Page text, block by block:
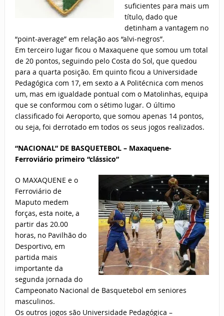
suficientes para mais um
título, dado que
detinham a vantagem no
“point-average” em relação aos “alvi-negros”.
Em terceiro lugar ficou o Maxaquene que somou um total
de 20 pontos, seguindo pelo Costa do Sol, que quedou
para a quarta posição. Em quinto ficou a Universidade
Pedagógica com 17, em sexto a A Politécnica com menos
um, mas em igualdade pontual com o Matolinhas, equipa
que se conformou com o sétimo lugar. O último
classificado foi Aeroporto, que somou apenas 14 pontos,
ou seja, foi derrotado em todos os seus jogos realizados.
“NACIONAL” DE BASQUETEBOL – Maxaquene-
Ferroviário primeiro “clássico”
O MAXAQUENE e o
Ferroviário de
Maputo medem
forças, esta noite, a
partir das 20.00
horas, no Pavilhão do
Desportivo, em
partida mais
importante da
segunda jornada do
Campeonato Nacional de Basquetebol em seniores
masculinos.
Os outros jogos são Universidade Pedagógica –